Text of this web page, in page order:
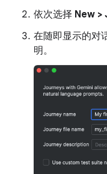
依次选择 New
在随即显示的对
明。